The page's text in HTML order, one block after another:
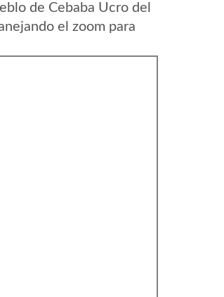
de Cebaba Ucro del
el zoom para